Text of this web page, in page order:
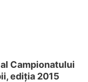
Campionatului
ediția 2015